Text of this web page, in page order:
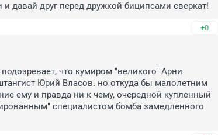
давай друг перед дружкой биципсами сверкат!
+0
что кумиром "великого" Арни
Юрий Власов. но откуда бы малолетним
ему и правда ни к чему, очередной купленный
специалистом бомба замедленного